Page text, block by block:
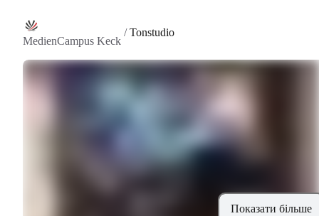
MedienCampus Keck
/Tonstudio
Показати більше